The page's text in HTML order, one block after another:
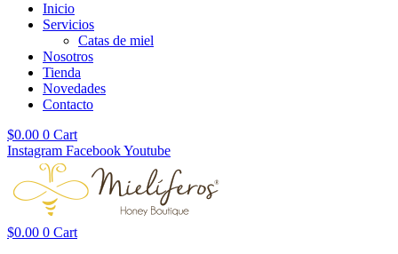
Inicio
Servicios
Catas de miel
Nosotros
Tienda
Novedades
Contacto
$0.00 0 Cart
Instagram FacebookYoutube
$0.00 0 Cart